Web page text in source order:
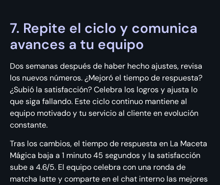
7. Repite el ciclo y comunica
avances a tu equipo
Dos semanas después de haber hecho ajustes, revisa
los nuevos números. ¿Mejoró el tiempo de respuesta?
¿Subió la satisfacción? Celebra los logros y ajusta lo
que siga fallando. Este ciclo continuo mantiene al
equipo motivado y tu servicio al cliente en evolución
constante.
Tras los cambios, el tiempo de respuesta en La Maceta
Mágica baja a 1 minuto 45 segundos y la satisfacción
sube a 4.6/5. El equipo celebra con una ronda de
matcha latte y comparte en el chat interno las mejores